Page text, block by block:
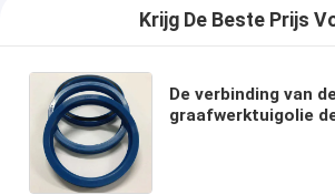
Krijg De Beste Prijs
De verbinding van
graafwerktuigolie de